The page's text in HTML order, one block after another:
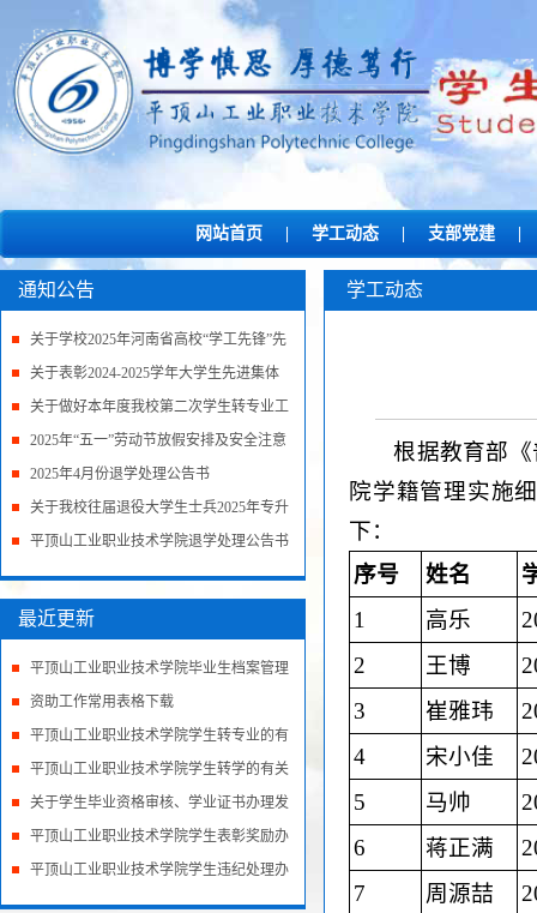
网站首页 学工动态 支部党建
通知公告
关于学校2025年河南省高校“学工先锋”先
进集体和先...
关于表彰2024-2025学年大学生先进集体
和先进个人的决...
关于做好本年度我校第二次学生转专业工
作的通知
2025年“五一”劳动节放假安排及安全注意
事项2025年4月份退学处理公告书
关于我校往届退役大学生士兵2025年专升
本报名工作的...
平顶山工业职业技术学院退学处理公告书
最近更新
平顶山工业职业技术学院毕业生档案管理
办法资助工作常用表格下载
平顶山工业职业技术学院学生转专业的有
关规平顶山工业职业技术学院学生转学的有关
规定关于学生毕业资格审核、学业证书办理发
放规平顶山工业职业技术学院学生表彰奖励办
法（平顶山工业职业技术学院学生违纪处理办
法
学工动态
根据教育部
院学籍管理实施
下：
序号
姓名
1
高乐
2
王博
3
崔雅玮
4
宋小佳
5
马帅
6
蒋正满
7
周源喆